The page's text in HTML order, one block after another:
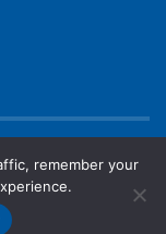
remember your